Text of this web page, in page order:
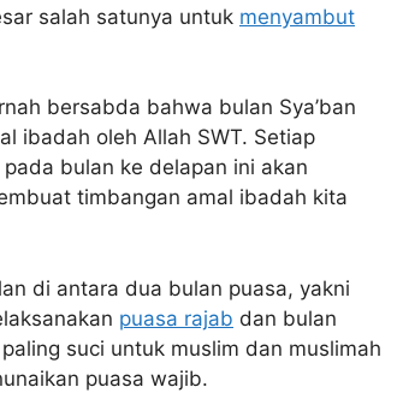
salah satunya untuk menyambut
bersabda bahwa bulan Sya’ban
ibadah oleh Allah SWT. Setiap
bulan ke delapan ini akan
timbangan amal ibadah kita
di antara dua bulan puasa, yakni
puasa rajab dan bulan
suci untuk muslim dan muslimah
puasa wajib.